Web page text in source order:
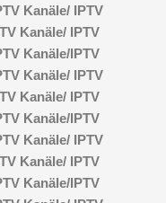
Kanäle/
IPTV
Kanäle/
IPTV
Kanäle/ IPTV
Kanäle/
IPTV
Kanäle/
IPTV
Kanäle/ IPTV
Kanäle/
IPTV
Kanäle/
IPTV
Kanäle/ IPTV